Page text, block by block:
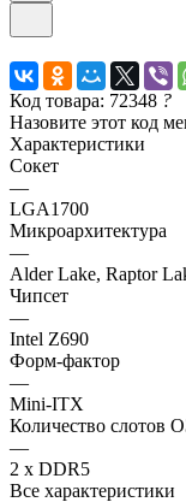
Код товара: 72348 ?
Назовите этот код
Характеристики
Сокет
—
LGA1700
Микроархитектура
—
Alder Lake, Raptor
Чипсет
—
Intel Z690
Форм-фактор
—
Mini-ITX
Количество слотов
—
2 x DDR5
Все характеристики